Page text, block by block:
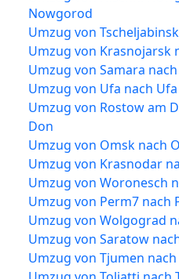
Nowgorod
Umzug von
Umzug von Krasnojarsk
Umzug von Samara
Umzug von Ufa nach Ufa
Umzug von Rostow am
Don
Umzug von Omsk nach
Umzug von Krasnodar
Umzug von Woronesch
Umzug von Perm7 nach
Umzug von Wolgograd
Umzug von Saratow
Umzug von Tjumen